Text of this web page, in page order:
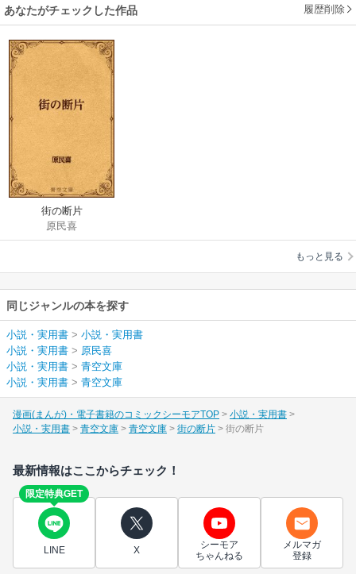
あなたがチェックした作品 履歴削除
街の断片
原民喜
もっと見る
同じジャンルの本を探す
小説・実用書 > 小説・実用書
小説・実用書 > 原民喜
小説・実用書 > 青空文庫
小説・実用書 > 青空文庫
漫画(まんが)・電子書籍のコミックシーモアTOP
小説・実用書
小説・実用書
青空文庫 青空文庫 街の断片 街の断片
最新情報はここからチェック！
限定特典GET
LINE X
シーモア
ちゃんねる
メルマガ
登録